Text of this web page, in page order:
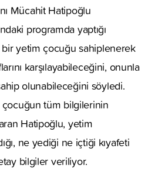
Mücahit Hatipoğlu
programda yaptığı
yetim çocuğu sahiplenerek
karşılayabileceğini, onunla
olunabileceğini söyledi.
tüm bilgilerinin
Hatipoğlu, yetim
ne yediği ne içtiği kıyafeti
bilgiler veriliyor.